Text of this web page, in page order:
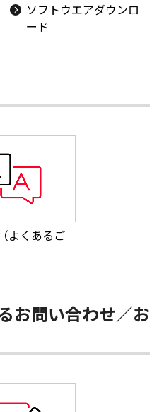
ソフトウエアダウンロ
ード
よくあるご
お問い合わせ／お